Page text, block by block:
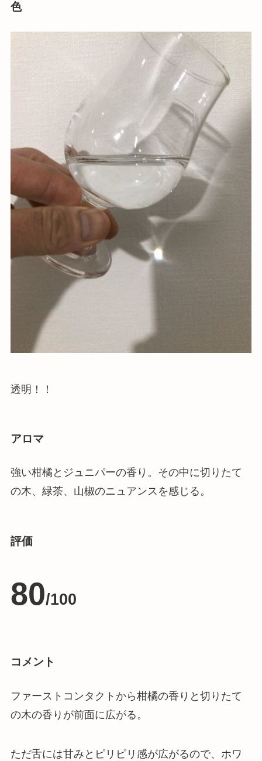
色
透明！！
アロマ
強い柑橘とジュニパーの香り。その中に切りたて
の木、緑茶、山椒のニュアンスを感じる。
評価
80/100
コメント
ファーストコンタクトから柑橘の香りと切りたて
の木の香りが前面に広がる 。
ただ舌には甘みとピリピリ感が広がるので、ホワ